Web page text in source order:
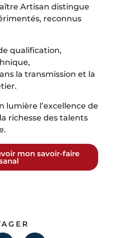
Artisan distingue
reconnus
qualification,
la transmission et la
l’excellence de
richesse des talents
mon savoir-faire